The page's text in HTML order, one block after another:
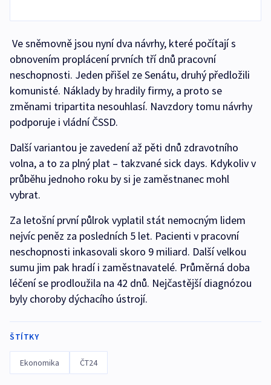
Ve sněmovně jsou nyní dva návrhy, které počítají s
obnovením proplácení prvních tří dnů pracovní
neschopnosti. Jeden přišel ze Senátu, druhý předložili
komunisté. Náklady by hradily firmy, a proto se
změnami tripartita nesouhlasí. Navzdory tomu návrhy
podporuje i vládní ČSSD.
Další variantou je zavedení až pěti dnů zdravotního
volna, a to za plný plat – takzvané sick days. Kdykoliv v
průběhu jednoho roku by si je zaměstnanec mohl
vybrat.
Za letošní první půlrok vyplatil stát nemocným lidem
nejvíc peněz za posledních 5 let. Pacienti v pracovní
neschopnosti inkasovali skoro 9 miliard. Další velkou
sumu jim pak hradí i zaměstnavatelé. Průměrná doba
léčení se prodloužila na 42 dnů. Nejčastější diagnózou
byly choroby dýchacího ústrojí.
ŠTÍTKY
Ekonomika ČT24